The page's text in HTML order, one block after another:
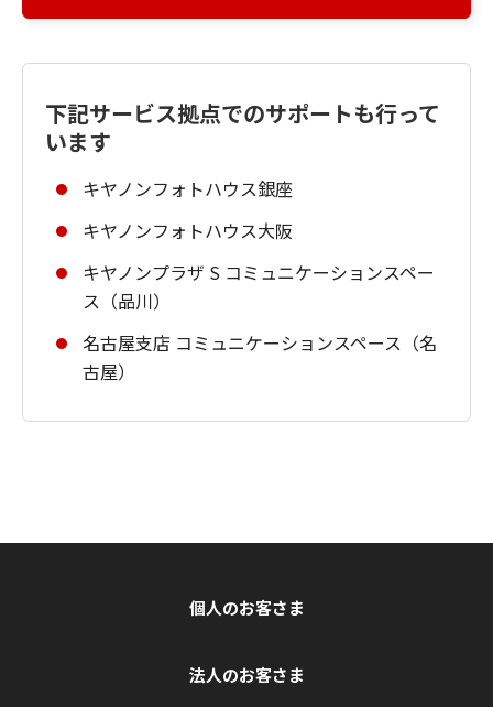
下記サービス拠点でのサポートも行って
います
キヤノンフォトハウス銀座
キヤノンフォトハウス大阪
キヤノンプラザ S コミュニケーションスペー
ス（品川）
名古屋支店 コミュニケーションスペース（名
古屋）
個人のお客さま
法人のお客さま